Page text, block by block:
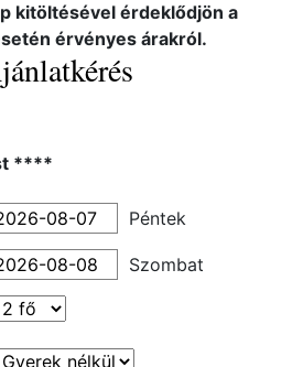
kitöltésével érdeklődjön a
érvényes árakról.
****
Péntek
Szombat